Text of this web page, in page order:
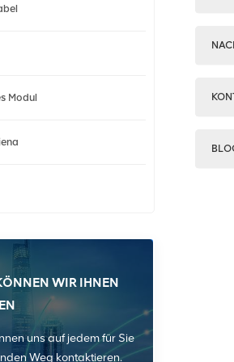
Modul
WIR IHNEN
uns auf jedem für Sie
Weg kontaktieren.